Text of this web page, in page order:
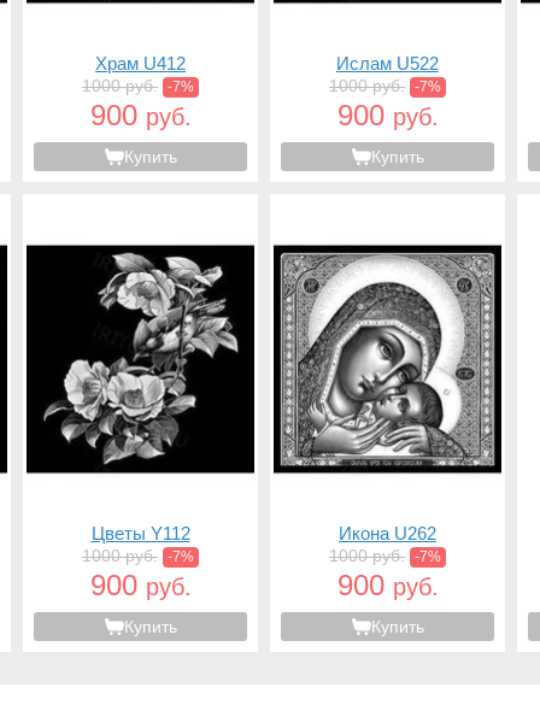
Храм U412
1000 руб. -7%
900 руб.
Купить
Ислам U522
1000 руб. -7%
900 руб.
Купить
Цветы Y112
1000 руб. -7%
900 руб.
Купить
Икона U262
1000 руб. -7%
900 руб.
Купить